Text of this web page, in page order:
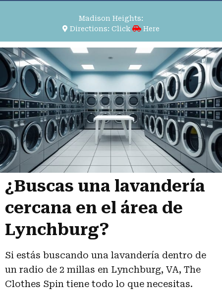
Madison Heights:
Directions: Click
Here
¿Buscas una lavandería
cercana en el área de
Lynchburg?
Si estás buscando una lavandería dentro de
un radio de 2 millas en Lynchburg, VA, The
Clothes Spin tiene todo lo que necesitas.